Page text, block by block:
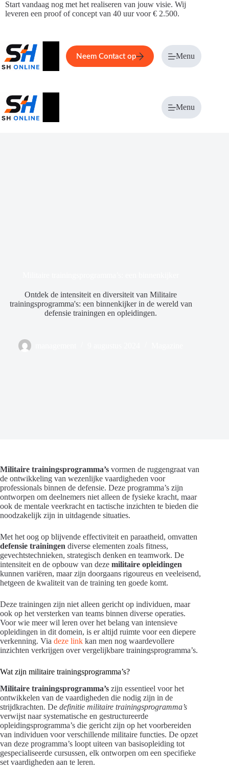
Ga
naar
Start vandaag nog met het realiseren van jouw visie. Wij
leveren een proof of concept van 40 uur voor € 2.500.
Home Service Over ons
Neem Contact op Menu
Menu
Ontdek de intensiteit en diversiteit van Militaire
trainingsprogramma's: een binnenkijker in de wereld van
defensie trainingen en opleidingen.
Militaire trainingsprogramma’s vormen de ruggengraat van
de ontwikkeling van wezenlijke vaardigheden voor
professionals binnen de defensie. Deze programma’s zijn
ontworpen om deelnemers niet alleen de fysieke kracht, maar
ook de mentale veerkracht en tactische inzichten te bieden die
noodzakelijk zijn in uitdagende situaties.
Met het oog op blijvende effectiviteit en paraatheid, omvatten
defensie trainingen diverse elementen zoals fitness,
gevechtstechnieken, strategisch denken en teamwork. De
intensiteit en de opbouw van deze militaire opleidingen
kunnen variëren, maar zijn doorgaans rigoureus en veeleisend,
hetgeen de kwaliteit van de training ten goede komt.
Deze trainingen zijn niet alleen gericht op individuen, maar
ook op het versterken van teams binnen diverse operaties.
Voor wie meer wil leren over het belang van intensieve
opleidingen in dit domein, is er altijd ruimte voor een diepere
verkenning. Via deze link kan men nog waardevollere
inzichten verkrijgen over vergelijkbare trainingsprogramma’s.
Wat zijn militaire trainingsprogramma’s?
Militaire trainingsprogramma’s zijn essentieel voor het
ontwikkelen van de vaardigheden die nodig zijn in de
strijdkrachten. De definitie militaire trainingsprogramma’s
verwijst naar systematische en gestructureerde
opleidingsprogramma’s die gericht zijn op het voorbereiden
van individuen voor verschillende militaire functies. De opzet
van deze programma’s loopt uiteen van basisopleiding tot
gespecialiseerde cursussen, elk ontworpen om een specifieke
set vaardigheden aan te leren.